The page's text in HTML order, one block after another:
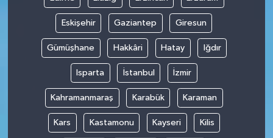
Eskişehir Gaziantep Giresun
Gümüşhane Hakkâri Hatay Iğdır
Isparta İstanbul İzmir
Kahramanmaraş Karabük Karaman
Kars Kastamonu Kayseri Kilis